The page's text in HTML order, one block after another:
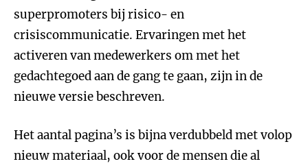
superpromoters bij risico- en
crisiscommunicatie. Ervaringen met het
activeren van medewerkers om met het
gedachtegoed aan de gang te gaan, zijn in de
nieuwe versie beschreven.
Het aantal pagina’s is bijna verdubbeld met volop
nieuw materiaal, ook voor de mensen die al